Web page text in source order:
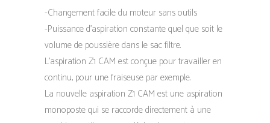
-Changement facile du moteur sans outils
-Puissance d’aspiration constante quel que soit le
volume de poussière dans le sac filtre.
L’aspiration Z1 CAM est conçue pour travailler en
continu, pour une fraiseuse par exemple.
La nouvelle aspiration Z1 CAM est une aspiration
monoposte qui se raccorde directement à une